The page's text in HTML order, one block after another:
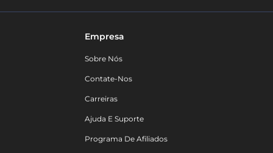
Empresa
Sobre Nós
Contate-Nos
Carreiras
Ajuda E Suporte
Programa De Afiliados